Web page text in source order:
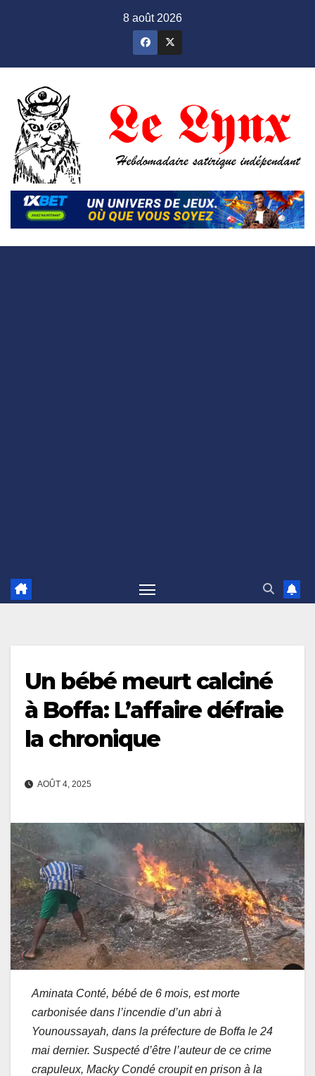
8 août 2026
Un bébé meurt calciné
à Boffa: L’affaire défraie
la chronique
AOÛT 4, 2025
Aminata Conté, bébé de 6 mois, est morte
carbonisée dans l’incendie d’un abri à
Younoussayah, dans la préfecture de Boffa le 24
mai dernier. Suspecté d’être l’auteur de ce crime
crapuleux, Macky Condé croupit en prison à la